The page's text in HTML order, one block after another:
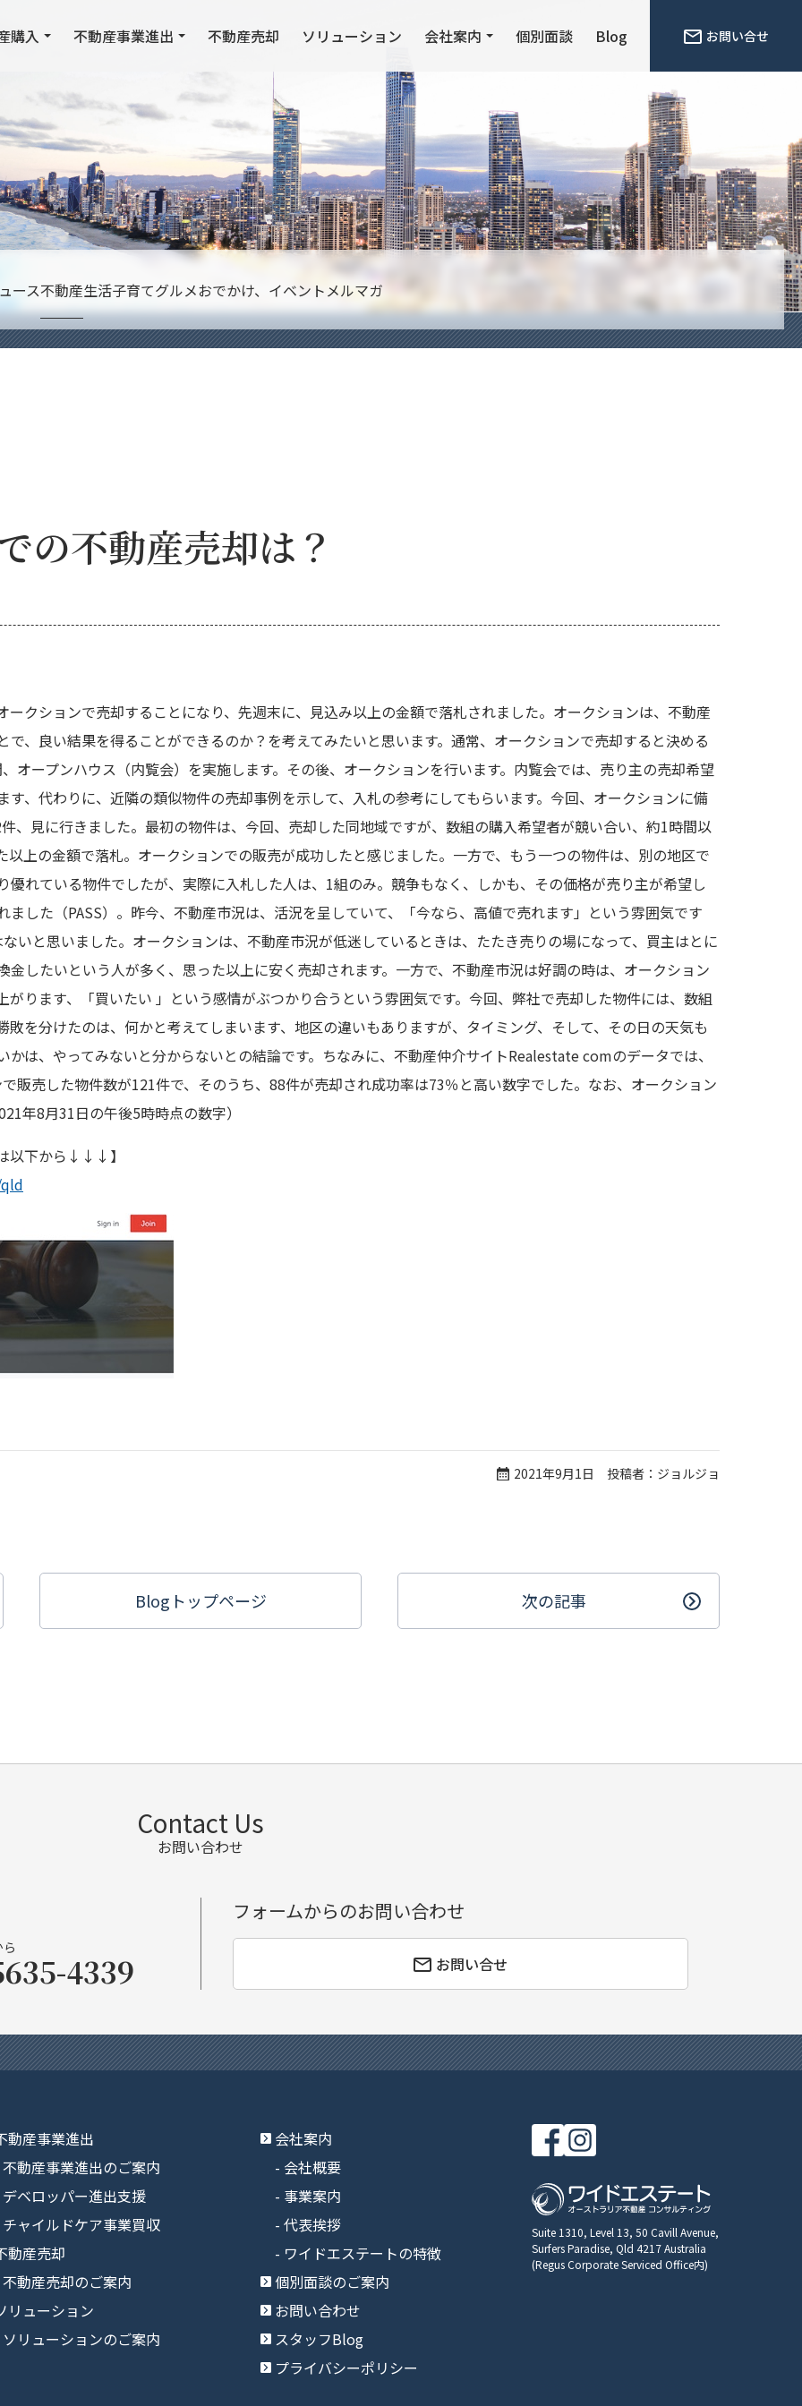
購入 不動産事業進出 不動産売却 ソリューション 会社案内 個別面談 Blog お問い合せ
ース不動産生活子育てグルメおでかけ、イベント メルマガ
の不動産売却は？
クションで売却することになり、先週末に、見込み以上の金額で落札されました。オークションは、不動産
、良い結果を得ることができるのか？を考えてみたいと思います。通常、オークションで売却すると決める
オープンハウス（内覧会）を実施します。その後、オークションを行います。内覧会では、売り主の売却希望
、代わりに、近隣の類似物件の売却事例を示して、入札の参考にしてもらいます。今回、オークションに備
、見に行きました。最初の物件は、今回、売却した同地域ですが、数組の購入希望者が競い合い、約1時間以
上の金額で落札。オークションでの販売が成功したと感じました。一方で、もう一つの物件は、別の地区で
れている物件でしたが、実際に入札した人は、1組のみ。競争もなく、しかも、その価格が売り主が希望し
した（PASS）。昨今、不動産市況は、活況を呈していて、「今なら、高値で売れます」という雰囲気です
いと思いました。オークションは、不動産市況が低迷しているときは、たたき売りの場になって、買主はとに
したいという人が多く、思った以上に安く売却されます。一方で、不動産市況は好調の時は、オークション
ります、「買いたい 」という感情がぶつかり合うという雰囲気です。今回、弊社で売却した物件には、数組
を分けたのは、何かと考えてしまいます、地区の違いもありますが、タイミング、そして、その日の天気も
は、やってみないと分からないとの結論です。ちなみに、不動産仲介サイトRealestate comのデータでは、
販売した物件数が121件で、そのうち、88件が売却され成功率は73％と高い数字でした。なお、オークション
年8月31日の午後5時時点の数字）
以下から↓↓↓】
2021年9月1日 投稿者：ジョルジョ
Blogトップページ 次の記事
Contact Us
お問い合わせ
4339
フォームからのお問い合わせ
お問い合せ
動産事業進出
不動産事業進出のご案内
デベロッパー進出支援
チャイルドケア事業買収
動産売却
不動産売却のご案内
リューション
ソリューションのご案内
会社案内
会社概要
事業案内
代表挨拶
ワイドエステートの特徴
個別面談のご案内
お問い合わせ
スタッフBlog
プライバシーポリシー
Suite 1310, Level 13, 50 Cavill Avenue,
Surfers Paradise, Qld 4217 Australia
(Regus Corporate Serviced Office内)